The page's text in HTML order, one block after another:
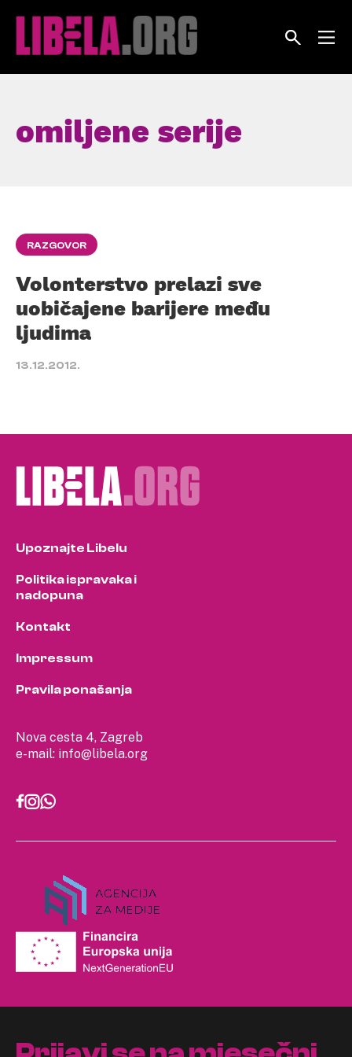
omiljene serije
RAZGOVOR
Volonterstvo prelazi sve
uobičajene barijere među
ljudima
13.12.2012.
Nova cesta 4, Zagreb
e-mail: info@libela.org
Upoznajte Libelu
Politika ispravaka i
nadopuna
Kontakt
Impressum
Pravila ponašanja